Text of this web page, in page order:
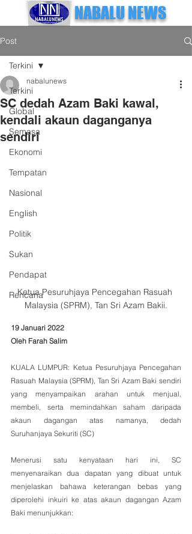
NABALU NEWS
Post
Terkini
Global
Semasa
Ekonomi
Tempatan
Nasional
English
Politik
Sukan
Pendapat
Rencana
Terkini
SC dedah Azam Baki kawal,
kendali akaun daganganya
sendiri
nabalunews
Ketua Pesuruhjaya Pencegahan Rasuah
Malaysia (SPRM), Tan Sri Azam Bakii.
19 Januari 2022
Oleh Farah Salim
KUALA LUMPUR: Ketua Pesuruhjaya Pencegahan
Rasuah Malaysia (SPRM), Tan Sri Azam Baki sendiri
yang menyampaikan arahan untuk menjual,
membeli, serta memindahkan saham daripada
akaun dagangan atas namanya, dedah
Suruhanjaya Sekuriti (SC)
Menerusi satu kenyataan hari ini, SC
menyenaraikan dua dapatan yang dibuat untuk
menjelaskan bahawa keterangan bebas yang
diperolehi inkuiri ke atas akaun dagangan Azam
Baki menunjukkan: